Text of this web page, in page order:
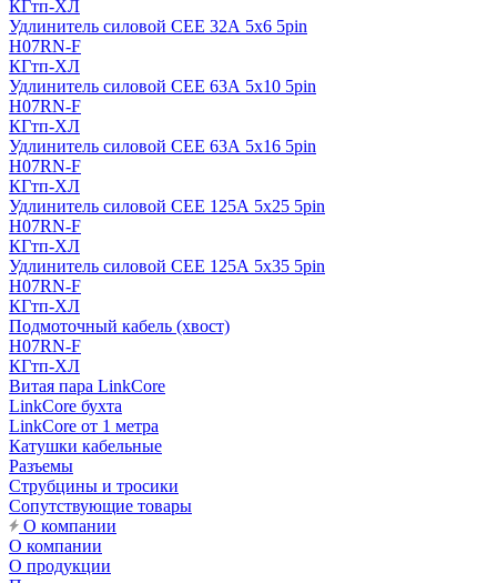
КГтп-ХЛ
Удлинитель силовой CEE 32А 5x6 5pin
H07RN-F
КГтп-ХЛ
Удлинитель силовой CEE 63А 5x10 5pin
H07RN-F
КГтп-ХЛ
Удлинитель силовой CEE 63А 5x16 5pin
H07RN-F
КГтп-ХЛ
Удлинитель силовой CEE 125А 5x25 5pin
H07RN-F
КГтп-ХЛ
Удлинитель силовой CEE 125А 5x35 5pin
H07RN-F
КГтп-ХЛ
Подмоточный кабель (хвост)
H07RN-F
КГтп-ХЛ
Витая пара LinkCore
LinkCore бухта
LinkCore от 1 метра
Катушки кабельные
Разъемы
Струбцины и тросики
Сопутствующие товары
О компании
О компании
О продукции